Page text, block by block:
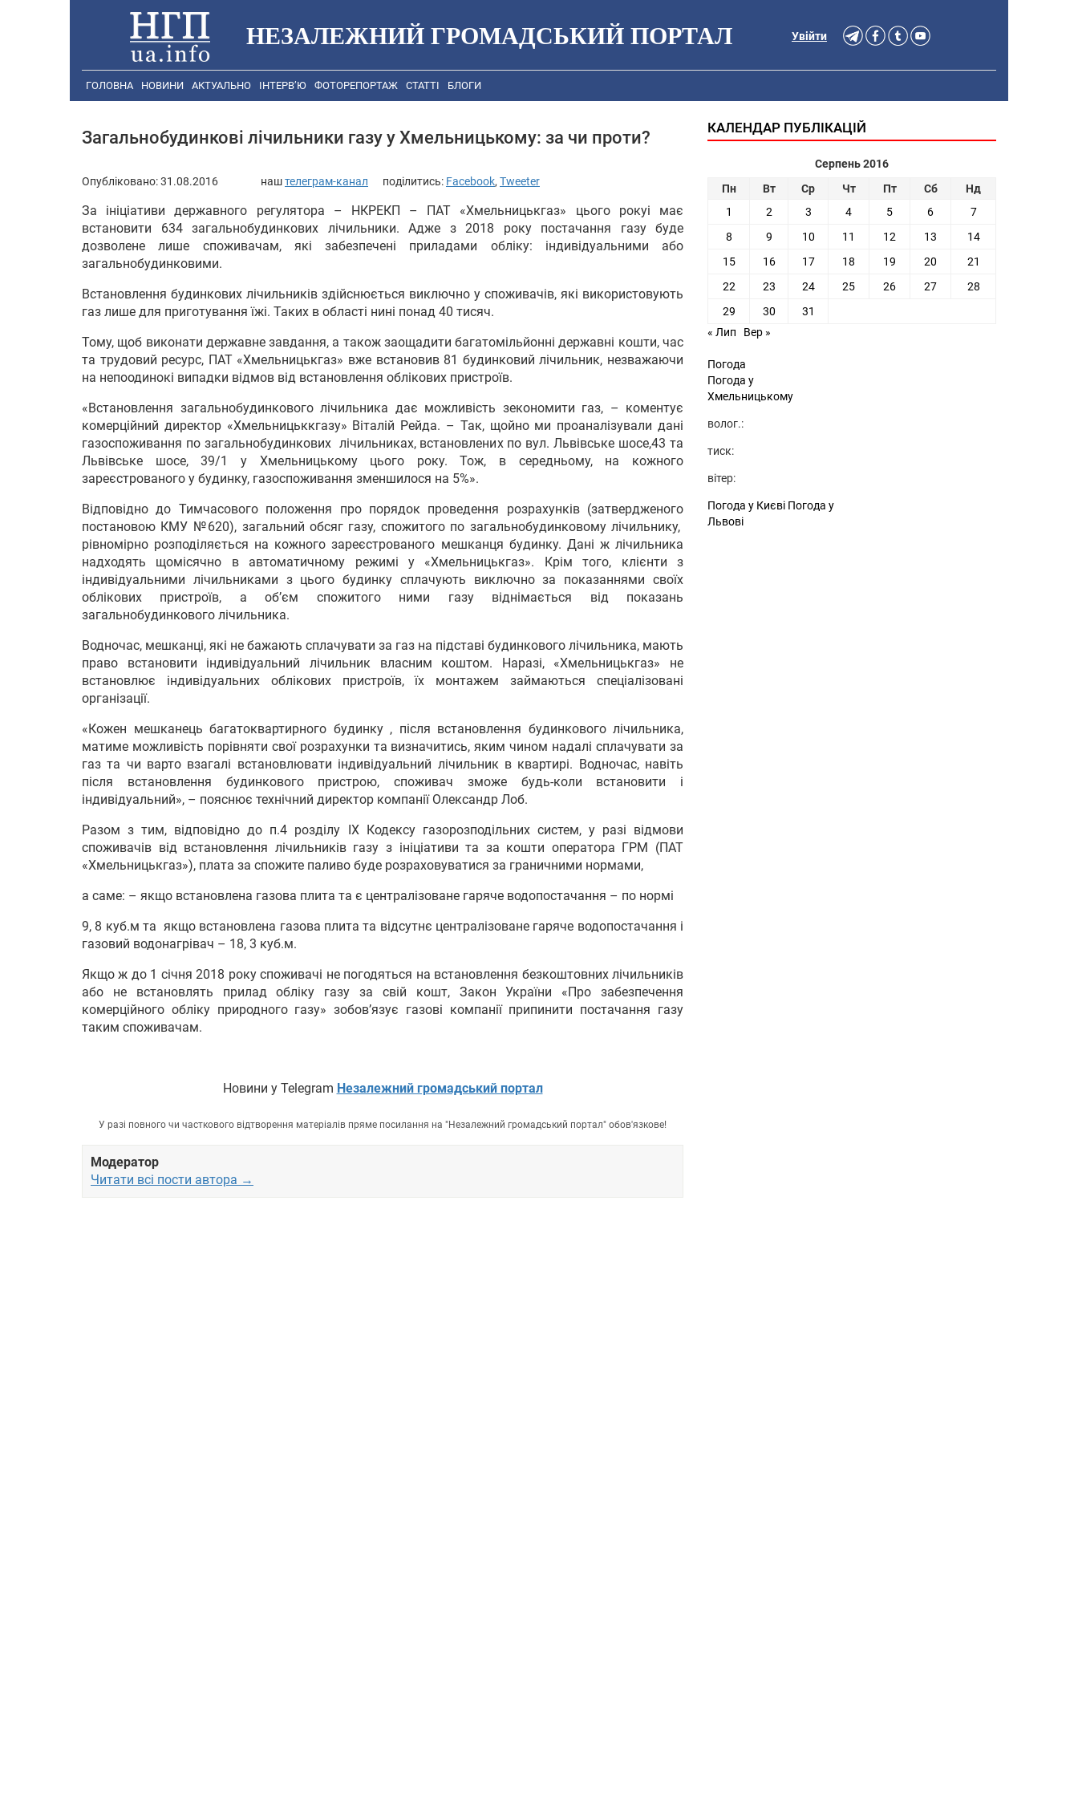
НЕЗАЛЕЖНИЙ ГРОМАДСЬКИЙ ПОРТАЛ Увійти
ГОЛОВНА НОВИНИ АКТУАЛЬНО ІНТЕРВ’Ю ФОТОРЕПОРТАЖ СТАТТІ БЛОГИ
Загальнобудинкові лічильники газу у Хмельницькому: за чи проти?
Опубліковано:31.08.2016 наштелеграм-канал поділитись: Facebook, Tweeter
За ініціативи державного регулятора – НКРЕКП – ПАТ «Хмельницькгаз» цього рокуі має
встановити 634 загальнобудинкових лічильники. Адже з 2018 року постачання газу буде
дозволене лише споживачам, які забезпечені приладами обліку: індивідуальними або
загальнобудинковими.
Встановлення будинкових лічильників здійснюється виключно у споживачів, які використовують
газ лише для приготування їжі. Таких в області нині понад 40 тисяч.
Тому, щоб виконати державне завдання, а також заощадити багатомільйонні державні кошти, час
та трудовий ресурс, ПАТ «Хмельницькгаз» вже встановив 81 будинковий лічильник, незважаючи
на непоодинокі випадки відмов від встановлення облікових пристроїв.
«Встановлення загальнобудинкового лічильника дає можливість зекономити газ, – коментує
комерційний директор «Хмельницьккгазу» Віталій Рейда. – Так, щойно ми проаналізували дані
газоспоживання по загальнобудинкових лічильниках, встановлених по вул. Львівське шосе,43 та
Львівське шосе, 39/1 у Хмельницькому цього року. Тож, в середньому, на кожного
зареєстрованого у будинку, газоспоживання зменшилося на 5%».
Відповідно до Тимчасового положення про порядок проведення розрахунків (затвердженого
постановою КМУ №620), загальний обсяг газу, спожитого по загальнобудинковому лічильнику,
рівномірно розподіляється на кожного зареєстрованого мешканця будинку. Дані ж лічильника
надходять щомісячно в автоматичному режимі у «Хмельницькгаз». Крім того, клієнти з
індивідуальними лічильниками з цього будинку сплачують виключно за показаннями своїх
облікових пристроїв, а об’єм спожитого ними газу віднімається від показань
загальнобудинкового лічильника.
Водночас, мешканці, які не бажають сплачувати за газ на підставі будинкового лічильника, мають
право встановити індивідуальний лічильник власним коштом. Наразі, «Хмельницькгаз» не
встановлює індивідуальних облікових пристроїв, їх монтажем займаються спеціалізовані
організації.
«Кожен мешканець багатоквартирного будинку , після встановлення будинкового лічильника,
матиме можливість порівняти свої розрахунки та визначитись, яким чином надалі сплачувати за
газ та чи варто взагалі встановлювати індивідуальний лічильник в квартирі. Водночас, навіть
після встановлення будинкового пристрою, споживач зможе будь-коли встановити і
індивідуальний», – пояснює технічний директор компанії Олександр Лоб.
Разом з тим, відповідно до п.4 розділу IX Кодексу газорозподільних систем, у разі відмови
споживачів від встановлення лічильників газу з ініціативи та за кошти оператора ГРМ (ПАТ
«Хмельницькгаз»), плата за спожите паливо буде розраховуватися за граничними нормами,
а саме: – якщо встановлена газова плита та є централізоване гаряче водопостачання – по нормі
9, 8 куб.м та якщо встановлена газова плита та відсутнє централізоване гаряче водопостачання і
газовий водонагрівач – 18, 3 куб.м.
Якщо ж до 1 січня 2018 року споживачі не погодяться на встановлення безкоштовних лічильників
або не встановлять прилад обліку газу за свій кошт, Закон України «Про забезпечення
комерційного обліку природного газу» зобов’язує газові компанії припинити постачання газу
таким споживачам.
Новини у Telegram Незалежний громадський портал
У разі повного чи часткового відтворення матеріалів пряме посилання на "Незалежний громадський портал" обов'язкове!
Модератор
Читати всі пости автора →
КАЛЕНДАР ПУБЛІКАЦІЙ
Серпень 2016
Пн
Вт Ср Чт Пт Сб
Нд
1
2 3 4 5 6
7
8
9 10 11 12 13
14
15
16 17 18 19 20
21
22
23 24 25 26 27
28
29
30
31
« Лип
Вер »
Погода
Погода у
Хмельницькому
волог.:
тиск:
вітер:
Погода у Києві Погода у
Львові